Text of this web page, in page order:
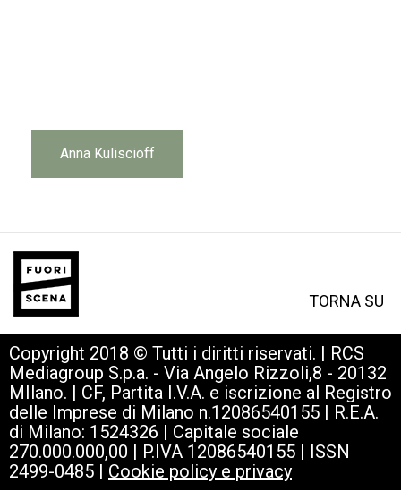
Anna Kuliscioff
TORNA SU
Copyright 2018 © Tutti i diritti riservati. | RCS
Mediagroup S.p.a. - Via Angelo Rizzoli,8 - 20132
MIlano. | CF, Partita I.V.A. e iscrizione al Registro
delle Imprese di Milano n.12086540155 | R.E.A.
di Milano: 1524326 | Capitale sociale
270.000.000,00 | P.IVA 12086540155 | ISSN
2499-0485 | Cookie policy e privacy